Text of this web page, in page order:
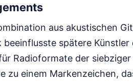
aus akustischen
spätere Künstler
Radioformate der siebziger
zu einem Markenzeichen,